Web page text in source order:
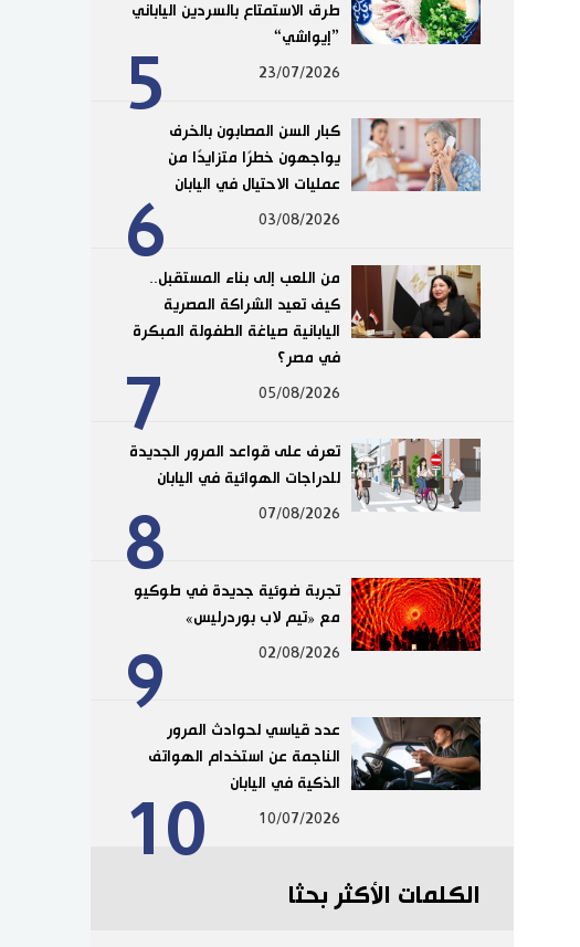
5
طرق الاستمتاع بالسردين الياباني
”إيواشي“
23/07/2026
6
كبار السن المصابون بالخرف
يواجهون خطرًا متزايدًا من
عمليات الاحتيال في اليابان
03/08/2026
7
من اللعب إلى بناء المستقبل..
كيف تعيد الشراكة المصرية
اليابانية صياغة الطفولة المبكرة
في مصر؟
05/08/2026
8
تعرف على قواعد المرور الجديدة
للدراجات الهوائية في اليابان
07/08/2026
9
تجربة ضوئية جديدة في طوكيو
مع «تيم لاب بوردرليس»
02/08/2026
10
عدد قياسي لحوادث المرور
الناجمة عن استخدام الهواتف
الذكية في اليابان
10/07/2026
الكلمات الأكثر بحثا